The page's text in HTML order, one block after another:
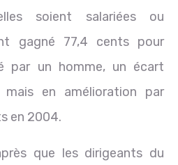
soient salariées ou
gagné 77,4 cents pour
par un homme, un écart
en amélioration par
en 2004.
que les dirigeants du